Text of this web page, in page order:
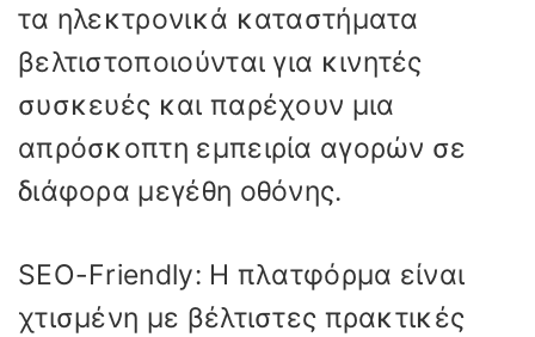
τα ηλεκτρονικά καταστήματα
βελτιστοποιούνται για κινητές
συσκευές και παρέχουν μια
απρόσκοπτη εμπειρία αγορών σε
διάφορα μεγέθη οθόνης.
SEO-Friendly: Η πλατφόρμα είναι
χτισμένη με βέλτιστες πρακτικές